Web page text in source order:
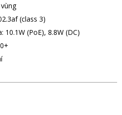
(class 3)
(PoE), 8.8W (DC)